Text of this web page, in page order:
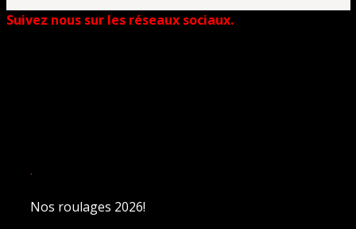
Suivez nous sur les réseaux sociaux.
.
Nos roulages 2026!